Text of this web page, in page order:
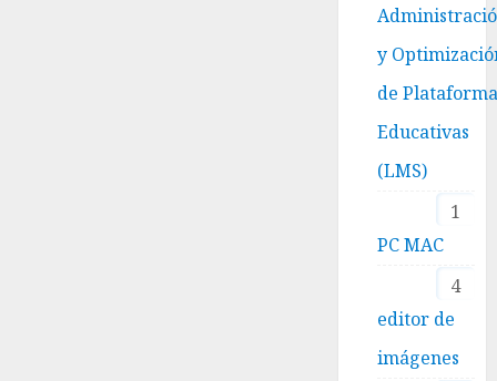
y
de
Educativas
(LMS)
1
PC MAC
4
editor de
imágenes